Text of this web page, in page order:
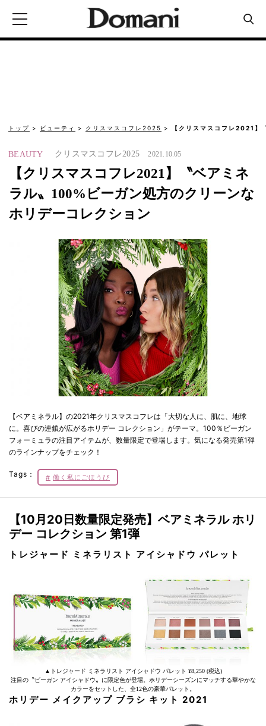
トップ ビューティ クリスマスコフレ2025 【クリスマスコフレ2021
BEAUTY クリスマスコフレ2025 2021.10.05
【クリスマスコフレ2021】〝ベアミネ
ラル〟100%ビーガン処方のクリーンな
ホリデーコレクション
【ベアミネラル】の2021年クリスマスコフレは「大切な人に、肌に、地球
に。喜びの連鎖が広がるホリデー コレクション」がテーマ。100％ビーガン
フォーミュラの注目アイテムが、数量限定で登場します。気になる発売第1弾
のラインナップをチェック！
Tags： 働く私にごほうび
【10月20日数量限定発売】ベアミネラル ホリ
デー コレクション 第1弾
トレジャード ミネラリスト アイシャドウ パレット
▲トレジャード ミネラリスト アイシャドウ パレット ¥8,250 (税込)
注目の〝ビーガン アイシャドウ〟に限定色が登場。ホリデーシーズンにマッチする華やかな
カラーをセットした、全12色の豪華パレット。
ホリデー メイクアップ ブラシ キット 2021